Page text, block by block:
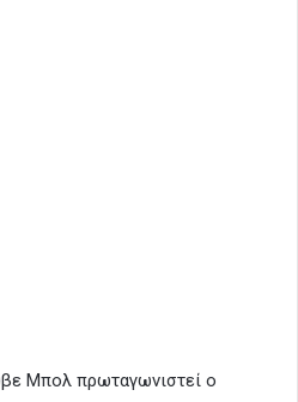
Μπολ πρωταγωνιστεί ο